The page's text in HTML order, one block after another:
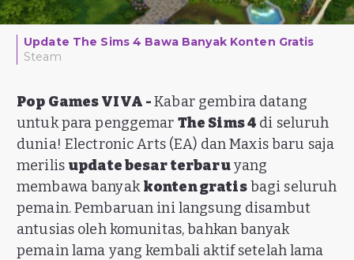
Update The Sims 4 Bawa Banyak Konten Gratis
Steam
Pop Games VIVA -Kabar gembira datang
untuk para penggemar The Sims 4 di seluruh
dunia! Electronic Arts (EA) dan Maxis baru saja
merilis update besar terbaruyang
membawa banyakkonten gratisbagi seluruh
pemain. Pembaruan ini langsung disambut
antusias oleh komunitas, bahkan banyak
pemain lama yang kembali aktif setelah lama